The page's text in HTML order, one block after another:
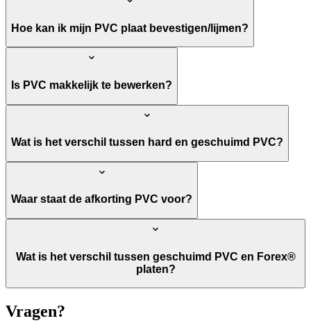
Hoe kan ik mijn PVC plaat bevestigen/lijmen?
Is PVC makkelijk te bewerken?
Wat is het verschil tussen hard en geschuimd PVC?
Waar staat de afkorting PVC voor?
Wat is het verschil tussen geschuimd PVC en Forex®
platen?
Vragen?